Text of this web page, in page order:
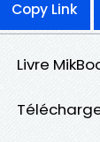
Copy Link
Livre